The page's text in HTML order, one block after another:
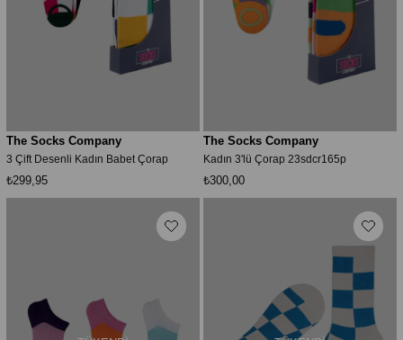
The Socks Company
3 Çift Desenli Kadın Babet Çorap
₺299,95
The Socks Company
Kadın 3'lü Çorap 23sdcr165p
₺300,00